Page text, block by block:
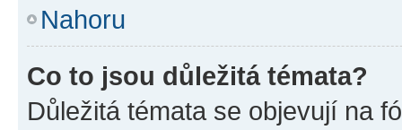
Nahoru
Co to jsou důležitá témata?
Důležitá témata se objevují na